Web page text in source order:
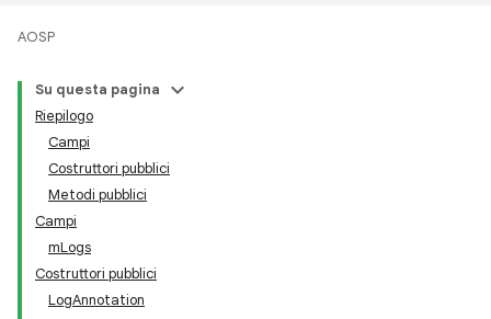
AOSP
Su questa pagina
Riepilogo
Campi
Costruttori pubblici
Metodi pubblici
Campi
mLogs
Costruttori pubblici
LogAnnotation